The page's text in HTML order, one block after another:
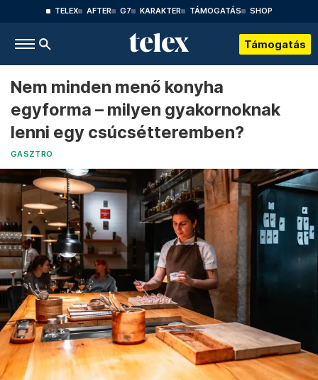
TELEX AFTER G7 KARAKTER TÁMOGATÁS SHOP
Támogatás
Nem minden menő konyha
egyforma – milyen gyakornoknak
lenni egy csúcsétteremben?
GASZTRO